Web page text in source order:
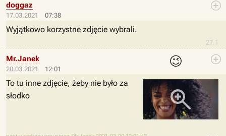
17.03.2021 07:38
27.1
doggaz
Wyjątkowo korzystne zdjęcie wybrali.
20.03.2021 12:01
😉
Mr.Janek
To tu inne zdjęcie, żeby nie było za
słodko